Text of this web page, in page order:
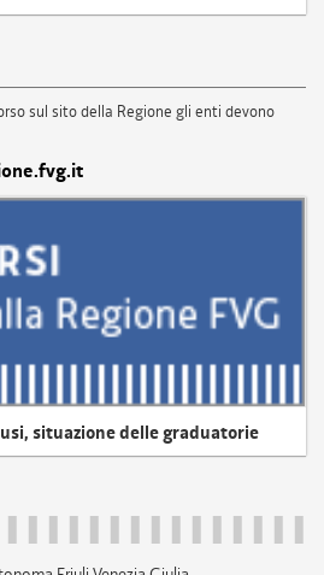
sul sito della Regione gli enti devono
situazione delle graduatorie